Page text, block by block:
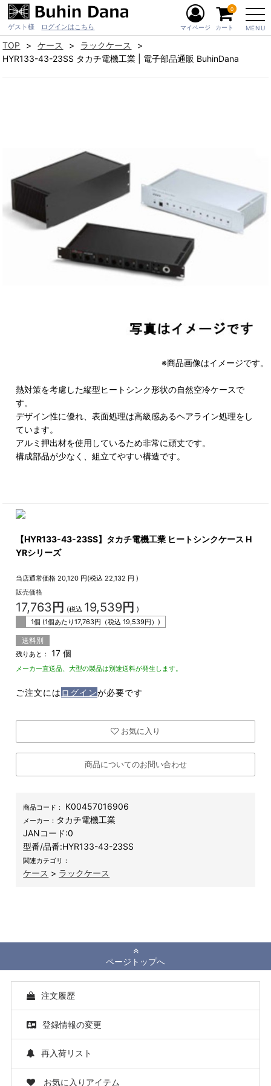
ゲスト様 ログインはこちら MENU
マイページ カート
0
TOP ケース
ラックケース
HYR133-43-23SS タカチ電機工業 | 電子部品通販 BuhinDana
※商品画像はイメージです。
熱対策を考慮した縦型ヒートシンク形状の自然空冷ケースで
す。
デザイン性に優れ、表面処理は高級感あるヘアライン処理をし
ています。
アルミ押出材を使用しているため非常に頑丈です。
構成部品が少なく、組立てやすい構造です。
【HYR133-43-23SS】タカチ電機工業 ヒートシンクケース H
YRシリーズ
当店通常価格 20,120 円(税込 22,132 円 )
販売価格
17,763 円 (税込 19,539円 )
1個 (1個あたり17,763円（税込19,539円）)
送料別
残りあと： 17 個
メーカー直送品、大型の製品は別途送料が発生します。
ご注文には ログインが必要です
お気に入り
商品についてのお問い合わせ
商品コード： K00457016906
メーカー： タカチ電機工業
JANコード:0
型番/品番:HYR133-43-23SS
関連カテゴリ：
ケース > ラックケース
ページトップへ
注文履歴
登録情報の変更
再入荷リスト
お気に入りアイテム